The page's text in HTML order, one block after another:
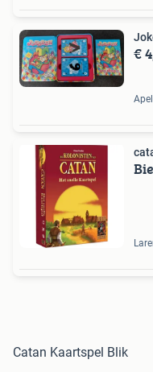
€
Catan Kaartspel Blik